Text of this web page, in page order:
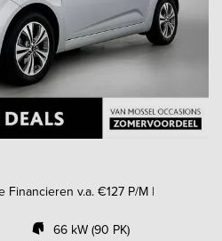
Financieren v.a. €127 P/M |
66 kW (90 PK)